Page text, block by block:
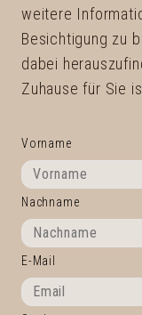
weitere
Besichtigung zu
dabei
Zuhause für Sie
Vorname
Nachname
E-Mail